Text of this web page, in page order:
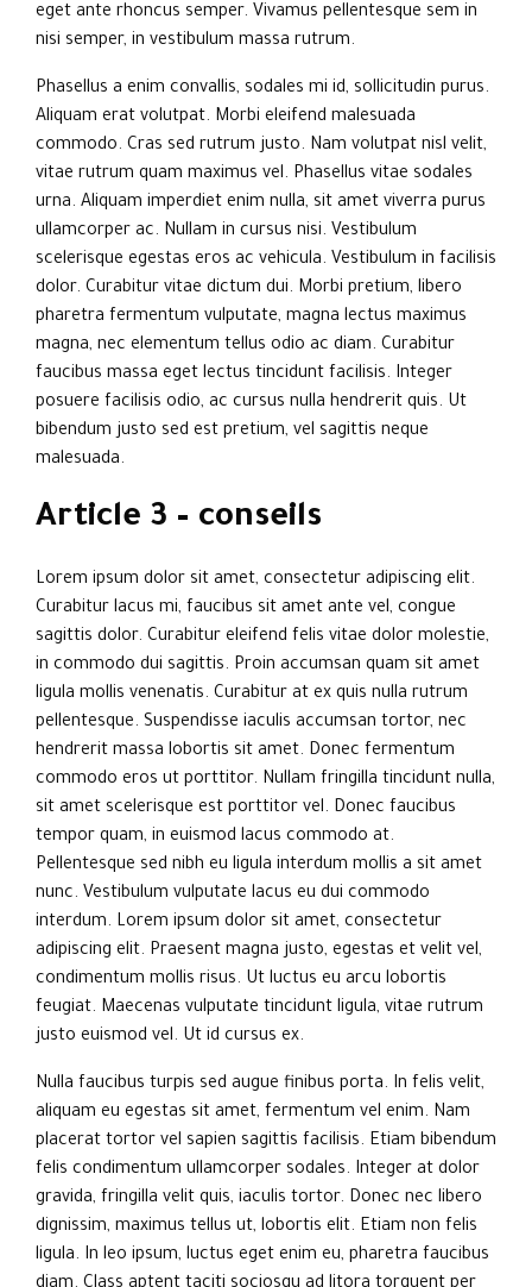
eget ante rhoncus semper. Vivamus pellentesque sem in
nisi semper, in vestibulum massa rutrum.
Phasellus a enim convallis, sodales mi id, sollicitudin purus.
Aliquam erat volutpat. Morbi eleifend malesuada
commodo. Cras sed rutrum justo. Nam volutpat nisl velit,
vitae rutrum quam maximus vel. Phasellus vitae sodales
urna. Aliquam imperdiet enim nulla, sit amet viverra purus
ullamcorper ac. Nullam in cursus nisi. Vestibulum
scelerisque egestas eros ac vehicula. Vestibulum in facilisis
dolor. Curabitur vitae dictum dui. Morbi pretium, libero
pharetra fermentum vulputate, magna lectus maximus
magna, nec elementum tellus odio ac diam. Curabitur
faucibus massa eget lectus tincidunt facilisis. Integer
posuere facilisis odio, ac cursus nulla hendrerit quis. Ut
bibendum justo sed est pretium, vel sagittis neque
malesuada.
Article 3 – conseils
Lorem ipsum dolor sit amet, consectetur adipiscing elit.
Curabitur lacus mi, faucibus sit amet ante vel, congue
sagittis dolor. Curabitur eleifend felis vitae dolor molestie,
in commodo dui sagittis. Proin accumsan quam sit amet
ligula mollis venenatis. Curabitur at ex quis nulla rutrum
pellentesque. Suspendisse iaculis accumsan tortor, nec
hendrerit massa lobortis sit amet. Donec fermentum
commodo eros ut porttitor. Nullam fringilla tincidunt nulla,
sit amet scelerisque est porttitor vel. Donec faucibus
tempor quam, in euismod lacus commodo at.
Pellentesque sed nibh eu ligula interdum mollis a sit amet
nunc. Vestibulum vulputate lacus eu dui commodo
interdum. Lorem ipsum dolor sit amet, consectetur
adipiscing elit. Praesent magna justo, egestas et velit vel,
condimentum mollis risus. Ut luctus eu arcu lobortis
feugiat. Maecenas vulputate tincidunt ligula, vitae rutrum
justo euismod vel. Ut id cursus ex.
Nulla faucibus turpis sed augue finibus porta. In felis velit,
aliquam eu egestas sit amet, fermentum vel enim. Nam
placerat tortor vel sapien sagittis facilisis. Etiam bibendum
felis condimentum ullamcorper sodales. Integer at dolor
gravida, fringilla velit quis, iaculis tortor. Donec nec libero
dignissim, maximus tellus ut, lobortis elit. Etiam non felis
ligula. In leo ipsum, luctus eget enim eu, pharetra faucibus